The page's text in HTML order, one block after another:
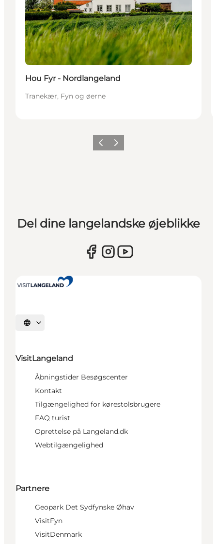
Hou Fyr - Nordlangeland
Tranekær, Fyn og øerne
ForrigeNæste
Del dine langelandske øjeblikke
Vælg sprog
VisitLangeland
Åbningstider Besøgscenter
Kontakt
Tilgængelighed for kørestolsbrugere
FAQ turist
Oprettelse på Langeland.dk
Webtilgængelighed
Partnere
Geopark Det Sydfynske Øhav
VisitFyn
VisitDenmark